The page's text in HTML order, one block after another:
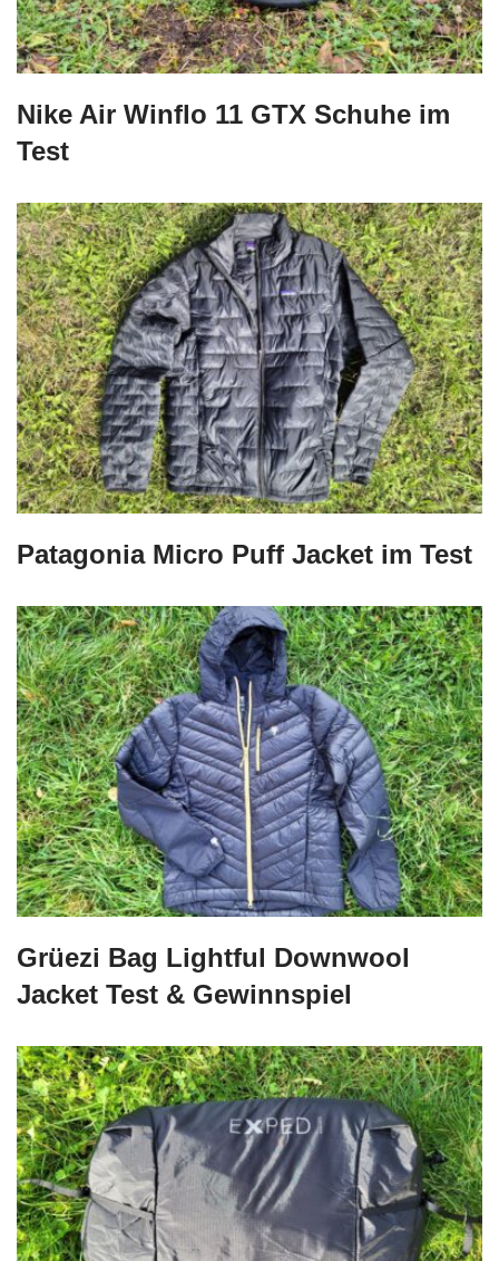
Nike Air Winflo 11 GTX Schuhe im
Test
Patagonia Micro Puff Jacket im Test
Grüezi Bag Lightful Downwool
Jacket Test & Gewinnspiel